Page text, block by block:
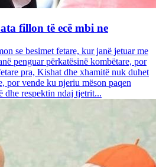
fillon të ecë mbi ne
se besimet fetare, kur janë jetuar me
penguar përkatësinë kombëtare, por
pra, Kishat dhe xhamitë nuk duhet
por vende ku njeriu mëson paqen
dhe respektin ndaj tjetrit...